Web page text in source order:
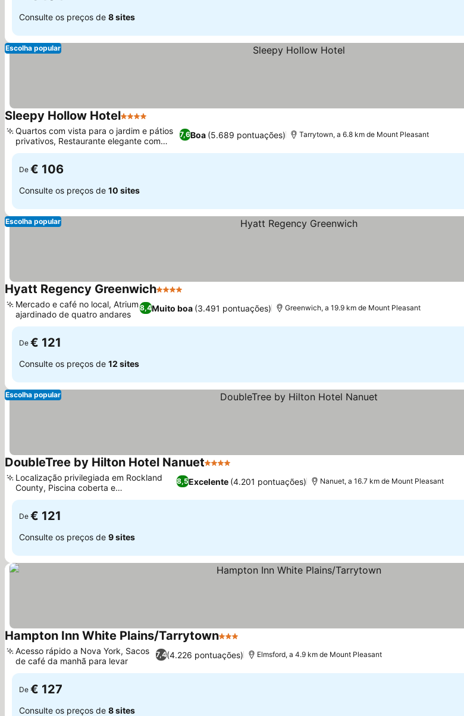
Consulte os preços de 8 sites
Escolha popular
Sleepy Hollow Hotel4 Estrelas
7,6Boa (5.689 pontuações)
Quartos com vista para o jardim e pátios
privativos, Restaurante elegante com
lareira
Tarrytown, a 6.8 km de Mount Pleasant
De € 106
Consulte os preços de 10 sites
Escolha popular
Hyatt Regency Greenwich4 Estrelas
8,4Muito boa (3.491 pontuações)
Mercado e café no local, Atrium
ajardinado de quatro andares
Greenwich, a 19.9 km de Mount Pleasant
De € 121
Consulte os preços de 12 sites
Escolha popular
DoubleTree by Hilton Hotel Nanuet4 Estrelas
8,5Excelente (4.201 pontuações)
Localização privilegiada em Rockland
County, Piscina coberta e
hidromassagem relaxante
Nanuet, a 16.7 km de Mount Pleasant
De € 121
Consulte os preços de 9 sites
Hampton Inn White Plains/Tarrytown3 Estrelas
7,4(4.226 pontuações)
Acesso rápido a Nova York, Sacos
de café da manhã para levar
Elmsford, a 4.9 km de Mount Pleasant
De € 127
Consulte os preços de 8 sites